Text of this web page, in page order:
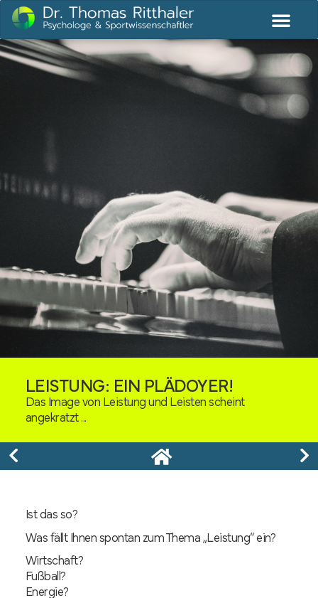
LEISTUNG: EIN PLÄDOYER!
Das Image von Leistung und Leisten scheint
angekratzt ...
Ist das so?
Was fällt Ihnen spontan zum Thema „Leistung“ ein?
Wirtschaft?
Fußball?
Energie?